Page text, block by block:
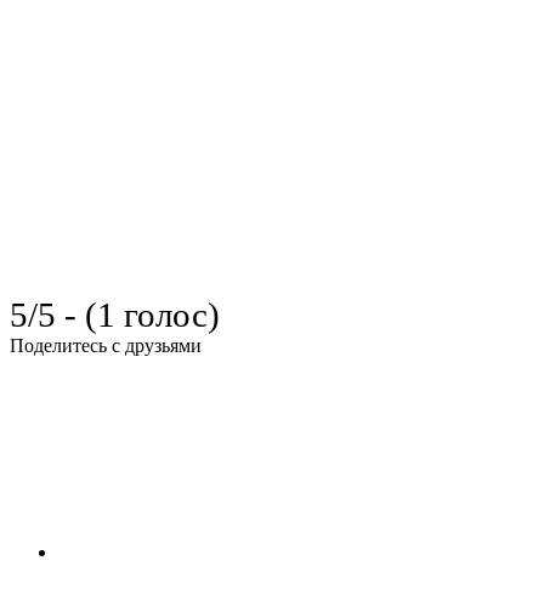
5/5 - (1 голос)
Поделитесь с друзьями